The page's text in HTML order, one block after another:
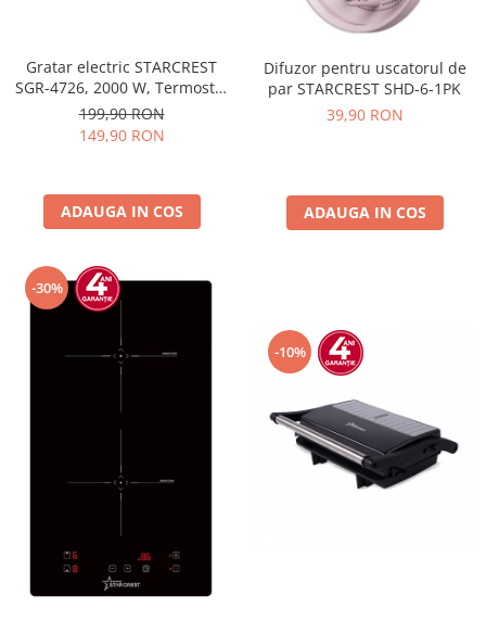
Gratar electric STARCREST
SGR-4726, 2000 W, Termostat
reglabil, Placa cu invelis
ceramic tip grill/neted,
199,90 RON
149,90 RON
ADAUGA IN COS
Difuzor pentru uscatorul de
par STARCREST SHD-6-1PK
39,90 RON
ADAUGA IN COS
-30%
-10%